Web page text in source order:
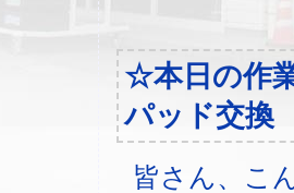
☆本日の作
パッド交換
皆さん、こ